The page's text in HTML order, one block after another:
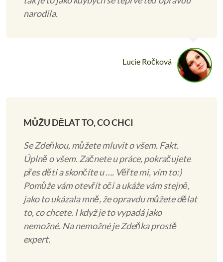
narodila.
Lucie Ročková
MŮŽU DĚLAT TO, CO CHCI
Se Zdeňkou, můžete mluvit o všem. Fakt.
Úplně o všem. Začnete u práce, pokračujete
přes děti a skončíte u …. Věřte mi, vím to:)
Pomůže vám otevřít oči a ukáže vám stejně,
jako to ukázala mně, že opravdu můžete dělat
to, co chcete. I když je to vypadá jako
nemožné. Na nemožné je Zdeňka prostě
expert.